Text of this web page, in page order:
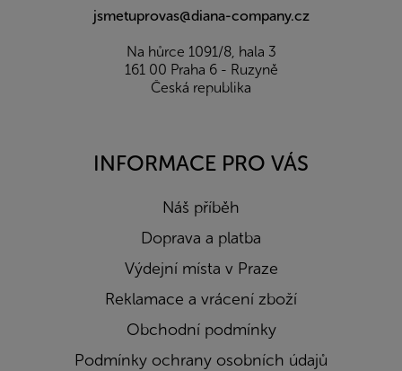
jsmetuprovas@diana-company.cz
Na hůrce 1091/8, hala 3
161 00 Praha 6 - Ruzyně
Česká republika
INFORMACE PRO VÁS
Náš příběh
Doprava a platba
Výdejní místa v Praze
Reklamace a vrácení zboží
Obchodní podmínky
Podmínky ochrany osobních údajů